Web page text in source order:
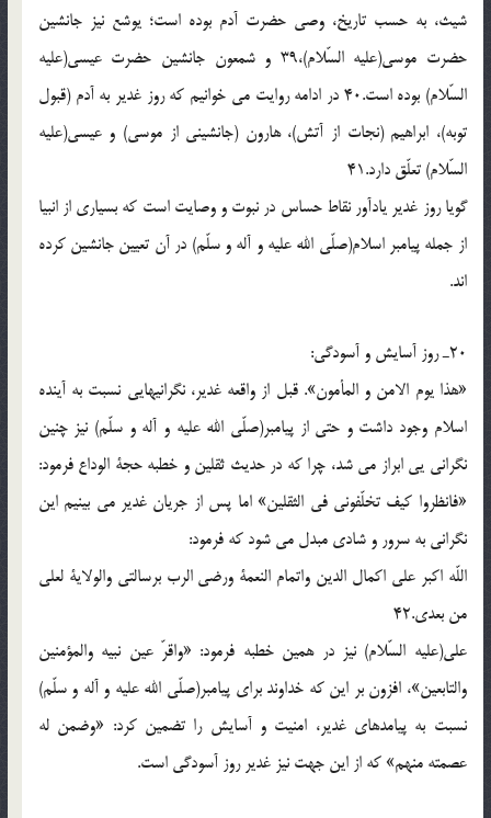
شيث، به حسب تاريخ، وصى حضرت آدم بوده است؛ يوشع نيز جانشين
حضرت موسى(علیه السّلام)،39 و شمعون جانشين حضرت عيسى(علیه
السّلام) بوده است.40 در ادامه روايت مى خوانيم كه روز غدير به آدم (قبول
توبه)، ابراهيم (نجات از آتش)، هارون (جانشينى از موسى) و عيسى(علیه
السّلام) تعلّق دارد.41
گويا روز غدير يادآور نقاط حساس در نبوت و وصايت است كه بسيارى از انبيا
از جمله پيامبر اسلام(صلّی الله علیه و آله و سلّم) در آن تعيين جانشين كرده
اند.
20ـ روز آسايش و آسودگى:
«هذا يوم الامن و المأمون». قبل از واقعه غدير، نگرانيهايى نسبت به آينده
اسلام وجود داشت و حتى از پيامبر(صلّی الله علیه و آله و سلّم) نيز چنين
نگرانى يى ابراز مى شد، چرا كه در حديث ثقلين و خطبه حجة الوداع فرمود:
«فانظروا كيف تخلّفونى فى الثقلين» اما پس از جريان غدير مى بينيم اين
نگرانى به سرور و شادى مبدل مى شود كه فرمود:
اللّه اكبر على اكمال الدين واتمام النعمة ورضى الرب برسالتى والولاية لعلى
من بعدى.42
على(علیه السّلام) نيز در همين خطبه فرمود: «واقرّ عين نبيه والمؤمنين
والتابعين»، افزون بر اين كه خداوند براى پيامبر(صلّی الله علیه و آله و سلّم)
نسبت به پيامدهاى غدير، امنيت و آسايش را تضمين كرد: «وضمن له
عصمته منهم» كه از اين جهت نيز غدير روز آسودگى است.